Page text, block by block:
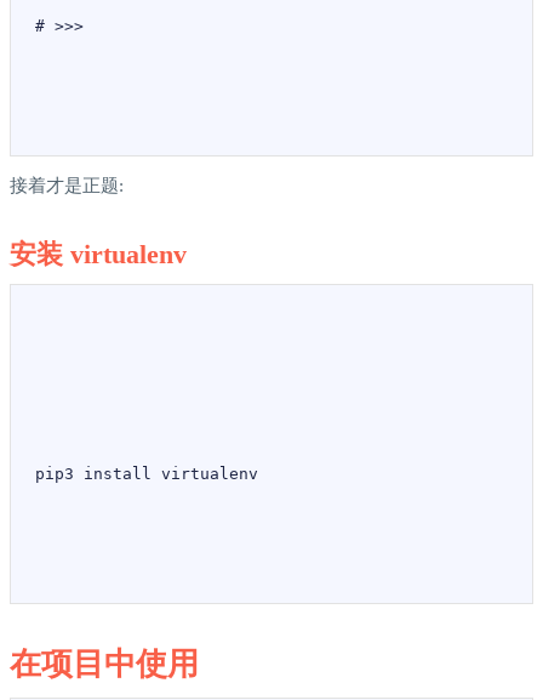
# >>>
接着才是正题:
安装 virtualenv
pip3 install virtualenv
在项目中使用